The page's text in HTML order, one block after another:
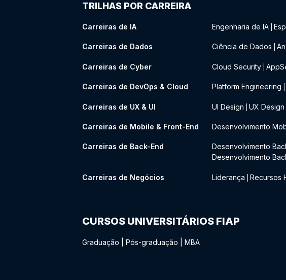
TRILHAS POR CARREIRA
Carreiras de IA Engenharia de IA
Carreiras de Dados Ciência de Dados
Carreiras de Cyber Cloud Security
Carreiras de DevOps & Cloud Platform Engineering
Carreiras de UX & UI UI Design UX Design
Carreiras de Mobile & Front-End Desenvolvimento
Carreiras de Back-End Desenvolvimento
Desenvolvimento
Carreiras de Negócios Liderança Recursos
CURSOS UNIVERSITÁRIOS FIAP
Graduação Pós-graduação MBA